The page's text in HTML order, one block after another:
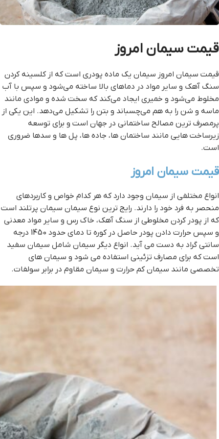
قیمت سیمان امروز
قیمت سیمان امروز سیمان یک ماده پودری است که از کلسینه کردن
سنگ آهک و سایر مواد در دماهای بالا ساخته می‌شود و سپس با آب
مخلوط می‌شود و خمیری ایجاد می‌کند که سخت شده و موادی مانند
ماسه و شن را به هم می‌چسباند و بتن را تشکیل می‌دهد. این یکی از
پرمصرف ترین مصالح ساختمانی در جهان است و برای توسعه
زیرساخت هایی مانند ساختمان ها، جاده ها، پل ها و سدها ضروری
است.
قیمت سیمان امروز
انواع مختلفی از سیمان وجود دارد که هر کدام خواص و کاربردهای
منحصر به فرد خود را دارند. رایج ترین نوع سیمان سیمان پرتلند است
که از پودر کردن مخلوطی از سنگ آهک، خاک رس و سایر مواد معدنی
و سپس حرارت دادن پودر حاصل در کوره تا دمای حدود 1450 درجه
سانتی گراد به دست می آید. انواع دیگر سیمان شامل سیمان سفید
است که برای مصارف تزئینی استفاده می شود و سیمان های
تخصصی مانند سیمان کم حرارت و سیمان مقاوم در برابر سولفات.